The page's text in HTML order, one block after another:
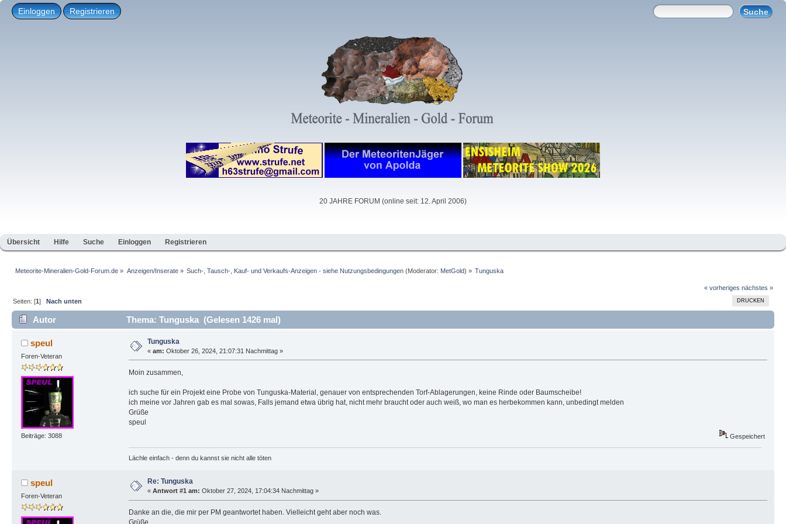
Einloggen Registrieren
20 JAHRE FORUM (online seit: 12. April 2006)
Übersicht Hilfe Suche Einloggen Registrieren
Meteorite-Mineralien-Gold-Forum.de » Anzeigen/Inserate» Such-, Tausch-, Kauf- und Verkaufs-Anzeigen - siehe Nutzungsbedingungen(Moderator: MetGold) » Tunguska
« vorheriges nächstes »
DRUCKEN
Seiten: [1]Nach unten
Autor Thema: Tunguska (Gelesen 1426 mal)
speul
Foren-Veteran
Beiträge: 3088
Tunguska
« am: Oktober 26, 2024, 21:07:31 Nachmittag »
Moin zusammen,
ich suche für ein Projekt eine Probe von Tunguska-Material, genauer von entsprechenden Torf-Ablagerungen, keine Rinde oder Baumscheibe!
ich meine vor Jahren gab es mal sowas, Falls jemand etwa übrig hat, nicht mehr braucht oder auch weiß, wo man es herbekommen kann, unbedingt melden
Grüße
speul
Gespeichert
Lächle einfach - denn du kannst sie nicht alle töten
speul
Foren-Veteran
Re: Tunguska
« Antwort #1 am: Oktober 27, 2024, 17:04:34 Nachmittag »
Danke an die, die mir per PM geantwortet haben. Vielleicht geht aber noch was.
Grüße